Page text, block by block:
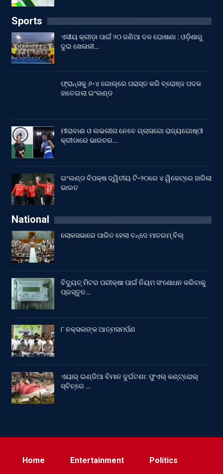
Sports
ଏସୀୟ କ୍ରୀଡ଼ା ପାଇଁ ୨୦ ଜଣିଆ ଦଳ ଘୋଷଣା : ଓଡ଼ିଶାରୁ
ଦୁଇ ଖେଳାଳୀ…
ଫ୍ରାନ୍ସକୁ ୬-୪ ଗୋଲ୍‌ରେ ପରାସ୍ତ କରି ବ୍ରୋଞ୍ଜ ପଦକ
ହାତେଇଲା ଇଂଲଣ୍ଡ
ମୀରାବାଈ ଓ ଲଭଲୀନା ନେବେ ଗ୍ଲାସଗୋ ରାଜ୍ୟଗୋଷ୍ଠୀ
କ୍ରୀଡାରେ ଭାରତର…
ଇଂଲଣ୍ଡ ବିପକ୍ଷ ଦ୍ୱିତୀୟ ଟି-୨୦ରେ ୪ ୱିକେଟ୍‌ରେ ହାରିଲା
ଭାରତ
National
ଲୋକସଭାରେ ପାରିତ ହେଲା ବନ୍ଦେ ମାତରମ୍‌ ବିଲ୍‌
ବିଦ୍ୟୁତ୍ ମିଟର ପରୀକ୍ଷା ପାଇଁ ନିୟମ ସଂଶୋଧନ କରିବାକୁ
ପ୍ରସ୍ତୁତ…
୮ ନକ୍ସଲଙ୍କ ଆତ୍ମସମର୍ପଣ
ଏୟାର୍ ଇଣ୍ଡିଆ ବିମାନ ଦୁର୍ଘଟଣା: ଫୁଏଲ୍‌ କଣ୍ଟ୍ରୋଲ୍‌
ସ୍ବିଚ୍‌ରେ …
Home Entertainment Politics